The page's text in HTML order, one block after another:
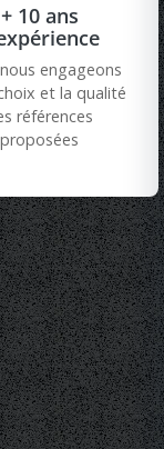
+ 10 ans
engageons
et la qualité
références
proposées